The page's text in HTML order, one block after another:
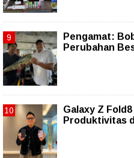
Pengamat:
Perubahan
Galaxy Z
Produktivitas